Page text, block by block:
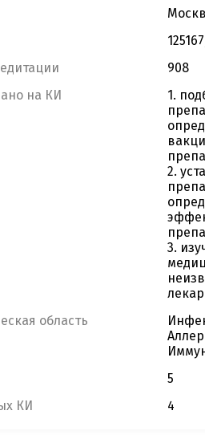
908
на КИ
1.
2.
3.
область
5
КИ
4